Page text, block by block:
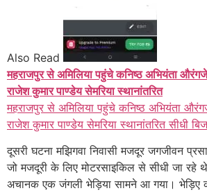
Also Read
महराजपुर से अमिलिया पहुंचे कनिष्ठ अभियंता
राजेश कुमार पाण्डेय सेमरिया स्थानांतरित
महराजपुर से अमिलिया पहुंचे कनिष्ठ अभियंता
राजेश कुमार पाण्डेय सेमरिया स्थानांतरित सीधी
दूसरी घटना मझिगवा निवासी मजदूर जगजीवन
जो मजदूरी के लिए मोटरसाइकिल से सीधी जा रहे
अचानक एक जंगली भेड़िया सामने आ गया। भेड़िए